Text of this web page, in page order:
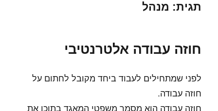
תגית: מנהל
חוזה עבודה אלטרנטיבי
לפני שמתחילים לעבוד ביחד מקובל לחתום על
חוזה עבודה.
חוזה עבודה הוא מסמך משפטי המאגד בתוכו את